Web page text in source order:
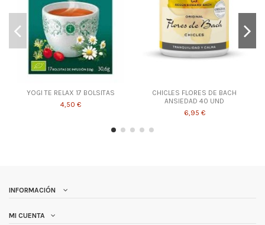
YOGI TE RELAX 17 BOLSITAS
4,50 €
CHICLES FLORES DE BACH
ANSIEDAD 40 UND
6,95 €
INFORMACIÓN
MI CUENTA